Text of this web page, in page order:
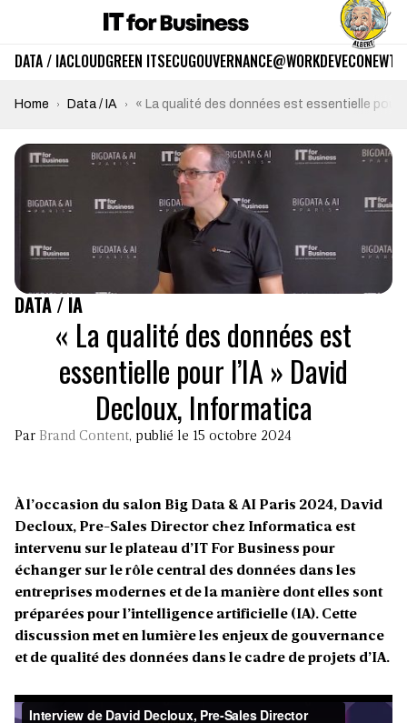
DATA / IACLOUDGREEN ITSECUGOUVERNANCE@WORKDEVECO
Home Data / IA « La qualité des données est essentielle pour
DATA / IA
« La qualité des données est
essentielle pour l’IA » David
Decloux, Informatica
Par Brand Content, publié le 15 octobre 2024
À l’occasion du salon Big Data & AI Paris 2024, David
Decloux, Pre-Sales Director chez Informatica est
intervenu sur le plateau d’IT For Business pour
échanger sur le rôle central des données dans les
entreprises modernes et de la manière dont elles sont
préparées pour l’intelligence artificielle (IA). Cette
discussion met en lumière les enjeux de gouvernance
et de qualité des données dans le cadre de projets d’IA.